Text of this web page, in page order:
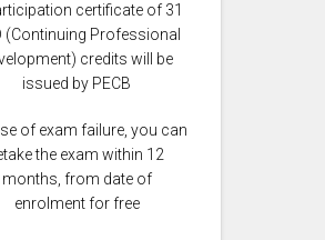
certificate of 31
(Continuing Professional
credits will be
issued by PECB
of exam failure, you can
the exam within 12
months, from date of
enrolment for free